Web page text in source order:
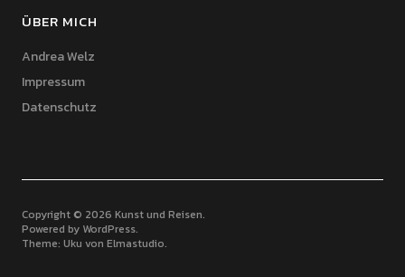
ÜBER MICH
Andrea Welz
Impressum
Datenschutz
Copyright © 2026 Kunst und Reisen
Powered by WordPress
Theme: Uku von Elmastudio